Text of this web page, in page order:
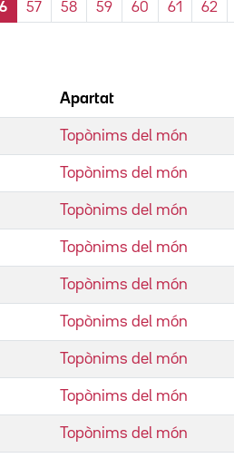
57 58 59 60 61 62
Apartat
Topònims del món
Topònims del món
Topònims del món
Topònims del món
Topònims del món
Topònims del món
Topònims del món
Topònims del món
Topònims del món